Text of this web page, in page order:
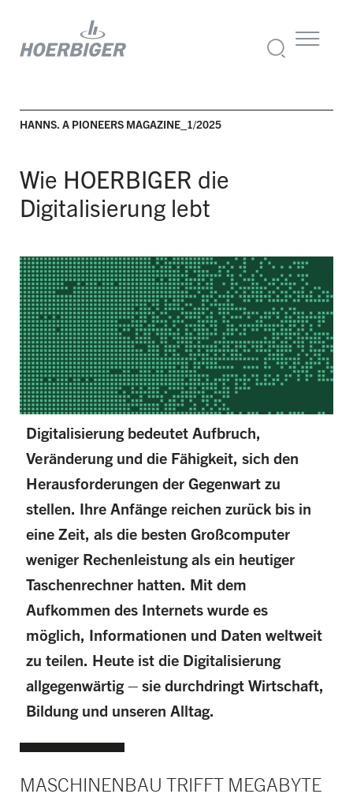
HANNS. A PIONEERS MAGAZINE_1/2025
Wie HOERBIGER die
Digitalisierung lebt
Digitalisierung bedeutet Aufbruch,
Veränderung und die Fähigkeit, sich den
Herausforderungen der Gegenwart zu
stellen. Ihre Anfänge reichen zurück bis in
eine Zeit, als die besten Großcomputer
weniger Rechenleistung als ein heutiger
Taschenrechner hatten. Mit dem
Aufkommen des Internets wurde es
möglich, Informationen und Daten weltweit
zu teilen. Heute ist die Digitalisierung
allgegenwärtig – sie durchdringt Wirtschaft,
Bildung und unseren Alltag.
MASCHINENBAU TRIFFT MEGABYTE